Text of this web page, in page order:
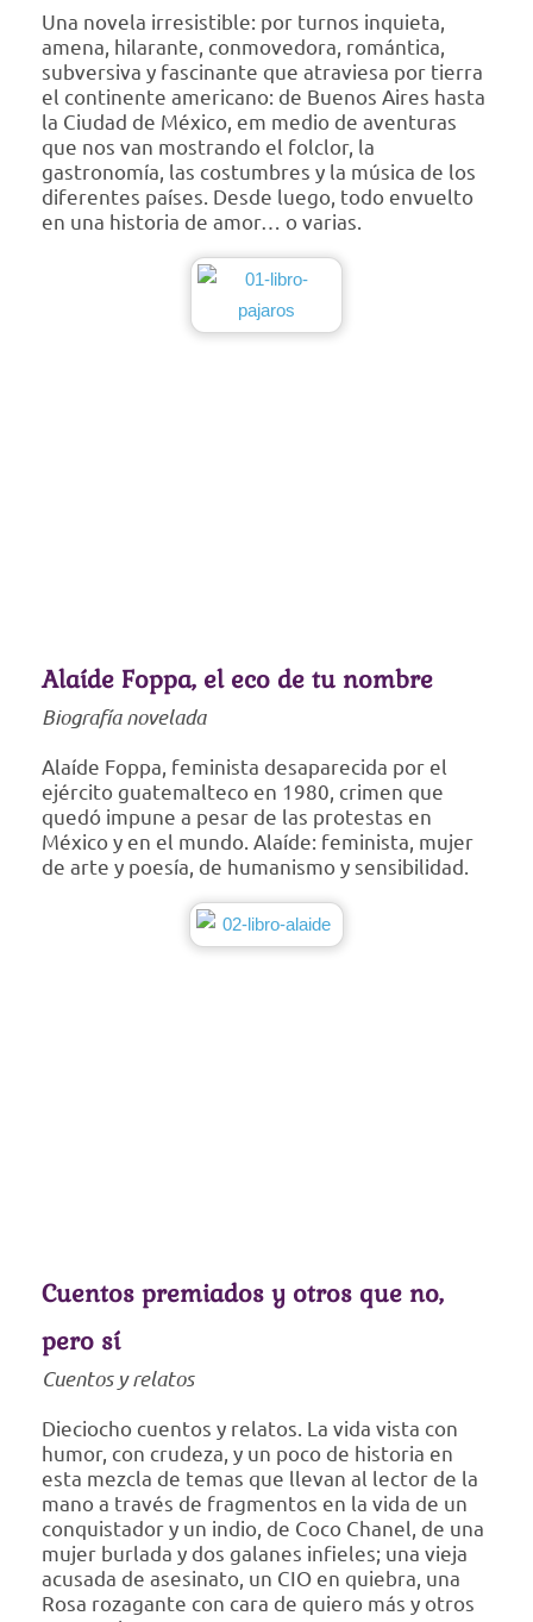
Una novela irresistible: por turnos inquieta,
amena, hilarante, conmovedora, romántica,
subversiva y fascinante que atraviesa por tierra
el continente americano: de Buenos Aires hasta
la Ciudad de México, em medio de aventuras
que nos van mostrando el folclor, la
gastronomía, las costumbres y la música de los
diferentes países. Desde luego, todo envuelto
en una historia de amor… o varias.
Alaíde Foppa, el eco de tu nombre
Biografía novelada
Alaíde Foppa, feminista desaparecida por el
ejército guatemalteco en 1980, crimen que
quedó impune a pesar de las protestas en
México y en el mundo. Alaíde: feminista, mujer
de arte y poesía, de humanismo y sensibilidad.
Cuentos premiados y otros que no,
pero sí
Cuentos y relatos
Dieciocho cuentos y relatos. La vida vista con
humor, con crudeza, y un poco de historia en
esta mezcla de temas que llevan al lector de la
mano a través de fragmentos en la vida de un
conquistador y un indio, de Coco Chanel, de una
mujer burlada y dos galanes infieles; una vieja
acusada de asesinato, un CIO en quiebra, una
Rosa rozagante con cara de quiero más y otros